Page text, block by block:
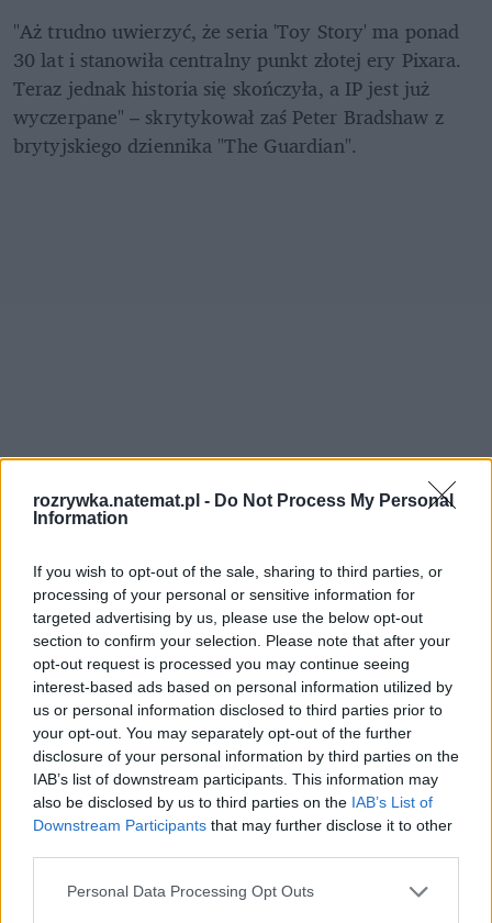
rozrywka.natemat.pl - Do Not Process My Personal
Information
If you wish to opt-out of the sale, sharing to third parties, or
processing of your personal or sensitive information for
targeted advertising by us, please use the below opt-out
section to confirm your selection. Please note that after your
opt-out request is processed you may continue seeing
interest-based ads based on personal information utilized by
us or personal information disclosed to third parties prior to
your opt-out. You may separately opt-out of the further
disclosure of your personal information by third parties on the
IAB’s list of downstream participants. This information may
also be disclosed by us to third parties on the IAB’s List of
Downstream Participants that may further disclose it to other
Personal Data Processing Opt Outs
"Aż trudno uwierzyć, że seria 'Toy Story' ma ponad
30 lat i stanowiła centralny punkt złotej ery Pixara.
Teraz jednak historia się skończyła, a IP jest już
wyczerpane" – skrytykował zaś Peter Bradshaw z
brytyjskiego dziennika "The Guardian".
Domowy obiad od podstaw bez stania
godzinami w kuchni? Sprawdziłam,
czy to możliwe
Nie przegap żadnej ważnej wiadomości i